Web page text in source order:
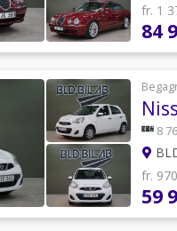
fr. 1
84
8
fr.
59